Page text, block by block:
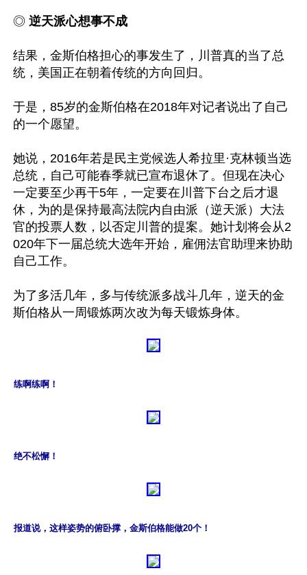
◎ 逆天派心想事不成
结果，金斯伯格担心的事发生了，川普真的当了总
统，美国正在朝着传统的方向回归。
于是，85岁的金斯伯格在2018年对记者说出了自己
的一个愿望。
她说，2016年若是民主党候选人希拉里·克林顿当选
总统，自己可能春季就已宣布退休了。但现在决心
一定要至少再干5年，一定要在川普下台之后才退
休，为的是保持最高法院内自由派（逆天派）大法
官的投票人数，以否定川普的提案。她计划将会从2
020年下一届总统大选年开始，雇佣法官助理来协助
自己工作。
为了多活几年，多与传统派多战斗几年，逆天的金
练啊练啊！
绝不松懈！
报道说，这样姿势的俯卧撑，金斯伯格能做20个！